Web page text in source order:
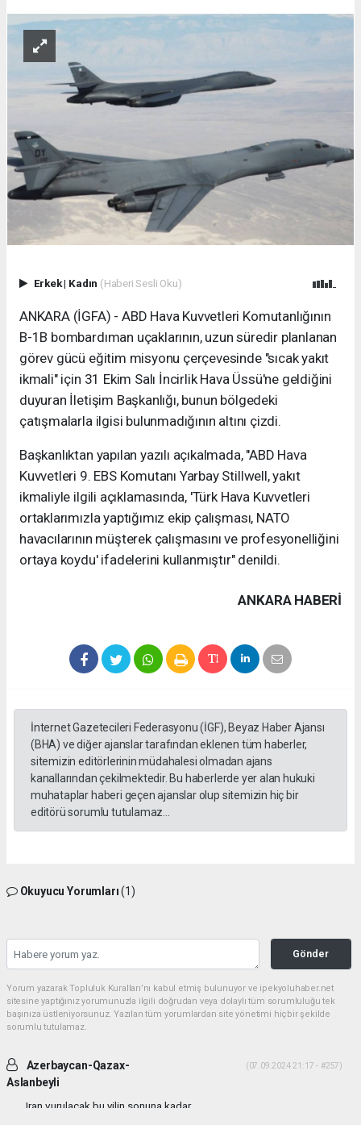
Erkek| Kadın (Haberi Sesli Oku)
ANKARA (İGFA) - ABD Hava Kuvvetleri Komutanlığının
B-1B bombardıman uçaklarının, uzun süredir planlanan
görev gücü eğitim misyonu çerçevesinde "sıcak yakıt
ikmali" için 31 Ekim Salı İncirlik Hava Üssü'ne geldiğini
duyuran İletişim Başkanlığı, bunun bölgedeki
çatışmalarla ilgisi bulunmadığının altını çizdi.
Başkanlıktan yapılan yazılı açıkalmada, "ABD Hava
Kuvvetleri 9. EBS Komutanı Yarbay Stillwell, yakıt
ikmaliyle ilgili açıklamasında, 'Türk Hava Kuvvetleri
ortaklarımızla yaptığımız ekip çalışması, NATO
havacılarının müşterek çalışmasını ve profesyonelliğini
ortaya koydu' ifadelerini kullanmıştır" denildi.
ANKARA HABERİ
İnternet Gazetecileri Federasyonu (İGF), Beyaz Haber Ajansı
(BHA) ve diğer ajanslar tarafından eklenen tüm haberler,
sitemizin editörlerinin müdahalesi olmadan ajans
kanallarından çekilmektedir. Bu haberlerde yer alan hukuki
muhataplar haberi geçen ajanslar olup sitemizin hiç bir
editörü sorumlu tutulamaz...
Okuyucu Yorumları(1)
Gönder
Yorum yazarak Topluluk Kuralları’nı kabul etmiş bulunuyor ve ipekyoluhaber.net
sitesine yaptığınız yorumunuzla ilgili doğrudan veya dolaylı tüm sorumluluğu tek
başınıza üstleniyorsunuz. Yazılan tüm yorumlardan site yönetimi hiçbir şekilde
sorumlu tutulamaz.
Azerbaycan-Qazax-
Aslanbeyli
(07.09.2024 21:17 - #257)
Iran vurulacak bu yilin sonuna kadar...